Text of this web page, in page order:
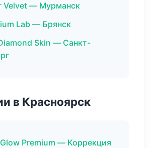
Velvet — Мурманск
Lab — Брянск
Skin — Санкт-
в Красноярск
Premium — Коррекция